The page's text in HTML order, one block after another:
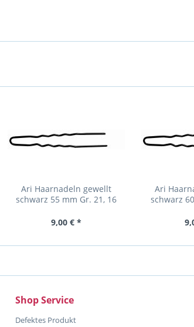
Ari Haarnadeln gewellt
schwarz 55 mm Gr. 21, 16
9,00 € *
Ari
schwarz
Shop Service
Defektes Produkt